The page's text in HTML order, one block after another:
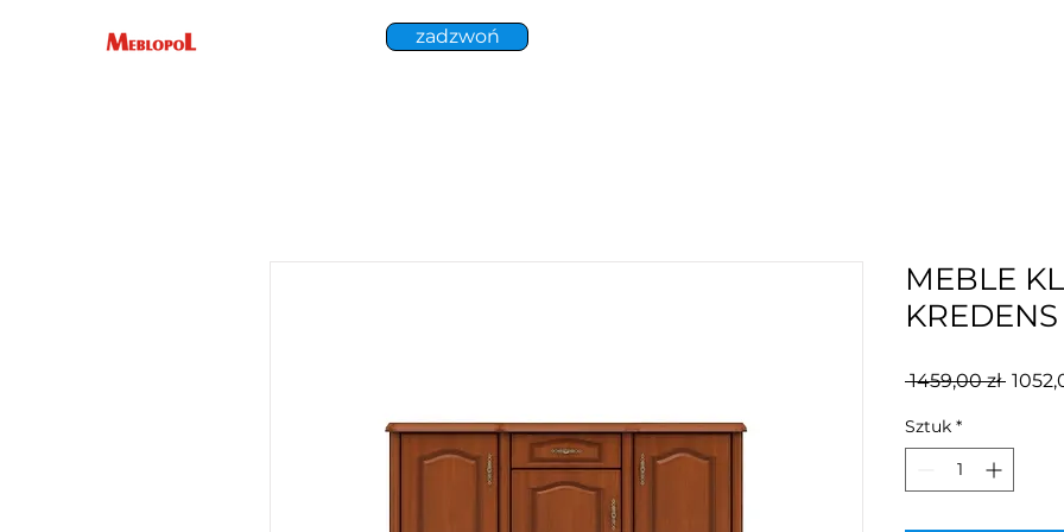
zadzwoń
MEBLE
1459,00 zł
Sztuk *